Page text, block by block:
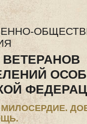
ВЕТЕРАНОВ